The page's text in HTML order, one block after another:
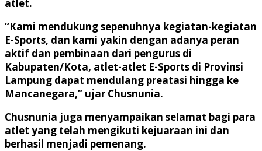
atlet.
“Kami mendukung sepenuhnya kegiatan-kegiatan
E-Sports, dan kami yakin dengan adanya peran
aktif dan pembinaan dari pengurus di
Kabupaten/Kota, atlet-atlet E-Sports di Provinsi
Lampung dapat mendulang preatasi hingga ke
Mancanegara,” ujar Chusnunia.
Chusnunia juga menyampaikan selamat bagi para
atlet yang telah mengikuti kejuaraan ini dan
berhasil menjadi pemenang.